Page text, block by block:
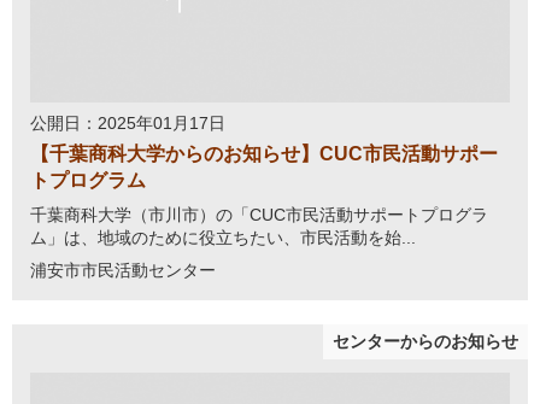
公開日：2025年01月17日
【千葉商科大学からのお知らせ】CUC市民活動サポー
トプログラム
千葉商科大学（市川市）の「CUC市民活動サポートプログラ
ム」は、地域のために役立ちたい、市民活動を始...
浦安市市民活動センター
センターからのお知らせ